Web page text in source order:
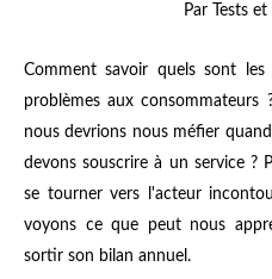
Par Tests
Comment savoir quels sont
problèmes aux
nous devrions nous méfier
devons souscrire à un service ?
se tourner vers l'acteur
voyons ce que peut nous
sortir son bilan annuel.